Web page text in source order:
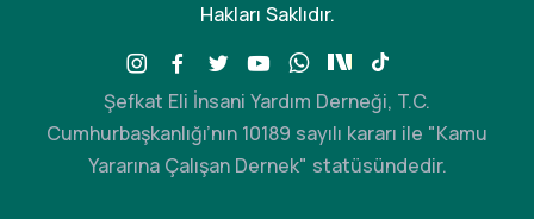
Hakları Saklıdır.
Şefkat Eli İnsani Yardım Derneği, T.C.
Cumhurbaşkanlığı’nın 10189 sayılı kararı ile "Kamu
Yararına Çalışan Dernek" statüsündedir.